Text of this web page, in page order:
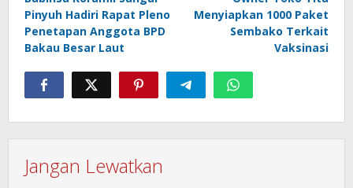
pos
Pinyuh Hadiri Rapat Pleno
Penetapan Anggota BPD
Bakau Besar Laut
Menyiapkan 1000 Paket
Sembako Terkait
Vaksinasi
Jangan Lewatkan